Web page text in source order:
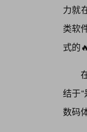
力就
类软
式的
结于
数码